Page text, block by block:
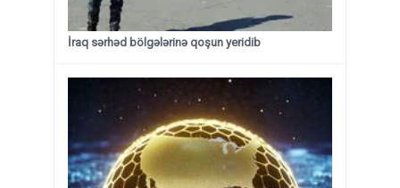
İraq sərhəd bölgələrinə qoşun yeridib